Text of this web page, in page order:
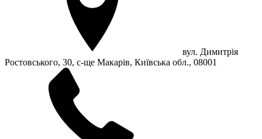
вул. Димитрія
Ростовського, 30, с-ще Макарів, Київська обл., 08001